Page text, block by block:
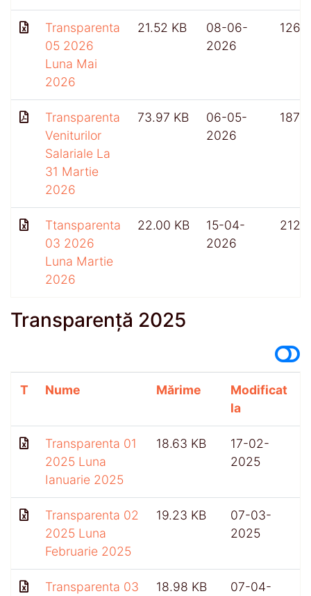
Transparenta
05 2026
Luna Mai
2026
21.52 KB
08-06-
2026
126
Transparenta
Veniturilor
Salariale La
31 Martie
2026
73.97 KB
06-05-
2026
187
Ttansparenta
03 2026
Luna Martie
2026
22.00 KB
15-04-
2026
212
Transparență 2025
T Nume Mărime
Modificat
la
Transparenta 01
2025 Luna
Ianuarie 2025
18.63 KB
17-02-
2025
Transparenta 02
2025 Luna
Februarie 2025
19.23 KB
07-03-
2025
Transparenta 03
18.98 KB
07-04-